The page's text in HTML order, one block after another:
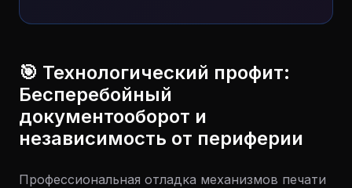
🎯 Технологический профит:
Бесперебойный
документооборот и
независимость от периферии
Профессиональная отладка механизмов печати